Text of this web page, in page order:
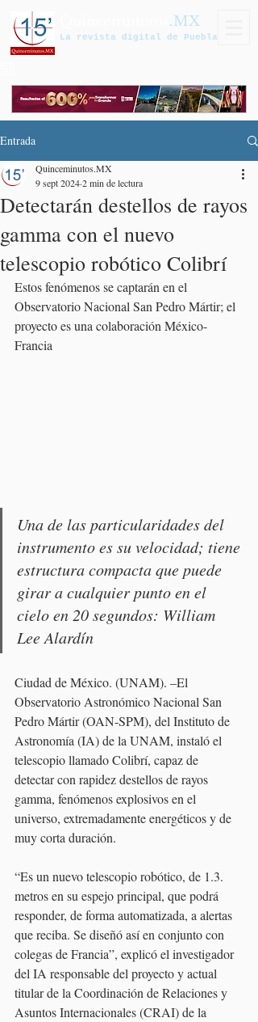
.MX
La revista digital de Puebla
Entrada
Detectarán destellos de rayos
gamma con el nuevo
telescopio robótico Colibrí
Quinceminutos.MX
9 sept 20242 min de lectura
Estos fenómenos se captarán en el
Observatorio Nacional San Pedro Mártir; el
proyecto es una colaboración México-
Francia
Una de las particularidades del
instrumento es su velocidad; tiene
estructura compacta que puede
girar a cualquier punto en el
cielo en 20 segundos: William
Lee Alardín
Ciudad de México. (UNAM). –El
Observatorio Astronómico Nacional San
Pedro Mártir (OAN-SPM), del Instituto de
Astronomía (IA) de la UNAM, instaló el
telescopio llamado Colibrí, capaz de
detectar con rapidez destellos de rayos
gamma, fenómenos explosivos en el
universo, extremadamente energéticos y de
muy corta duración.
“Es un nuevo telescopio robótico, de 1.3.
metros en su espejo principal, que podrá
responder, de forma automatizada, a alertas
que reciba. Se diseñó así en conjunto con
colegas de Francia”, explicó el investigador
del IA responsable del proyecto y actual
titular de la Coordinación de Relaciones y
Asuntos Internacionales (CRAI) de la